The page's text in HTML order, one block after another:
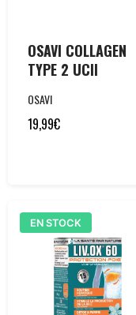
OSAVI COLLAGEN
TYPE 2 UCII
OSAVI
19,99€
EN STOCK